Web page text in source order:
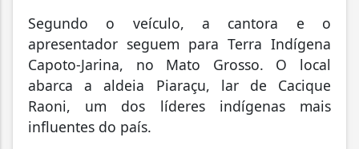
Segundo o veículo, a cantora e o
apresentador seguem para Terra Indígena
Capoto-Jarina, no Mato Grosso. O local
abarca a aldeia Piaraçu, lar de Cacique
Raoni, um dos líderes indígenas mais
influentes do país.